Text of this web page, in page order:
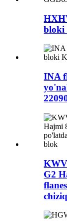
bloki
INA
G2